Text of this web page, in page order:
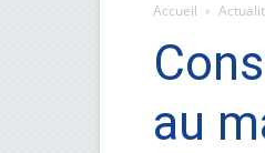
Accueil
au